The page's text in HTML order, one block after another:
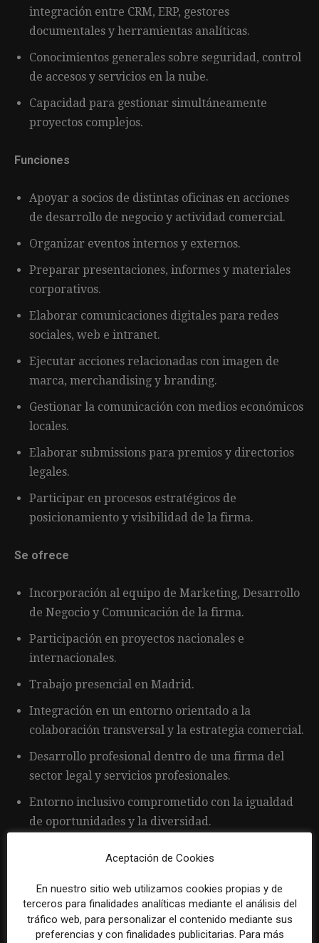
integración entre CRM, ERP, gestores
documentales y herramientas analíticas.
Conocimientos generales sobre seguridad, control
de accesos y servicios en la nube.
Capacidad para gestionar simultáneamente
proyectos complejos.
Funciones
Apoyar a socios de distintas oficinas en acciones
de desarrollo de negocio y actividad comercial.
Organizar eventos internos y externos.
Preparar presentaciones, informes y materiales
corporativos.
Elaborar comunicaciones digitales para redes
sociales, web e intranet.
Ejecutar acciones relacionadas con imagen de
marca, merchandising y branding.
Gestionar la comunicación con medios económicos
locales.
Elaborar submissions para premios y directorios
legales.
Participar en procesos estratégicos de
posicionamiento y visibilidad de la firma.
Se ofrece
Incorporación al equipo de Marketing, Desarrollo
de Negocio y Comunicación de la firma.
Participación en proyectos nacionales e
internacionales.
Trabajo presencial en Madrid.
Integración en un entorno orientado a la
colaboración transversal y la estrategia comercial.
Desarrollo profesional dentro de una firma del
sector legal y servicios profesionales.
Entorno inclusivo comprometido con la igualdad
de oportunidades y la diversidad.
Por favor, para solicitar este trabajo visita
www.linkedin.com.
Aceptación de Cookies
En nuestro sitio web utilizamos cookies propias y de
terceros para finalidades analíticas mediante el análisis del
tráfico web, para personalizar el contenido mediante sus
preferencias y con finalidades publicitarias. Para más